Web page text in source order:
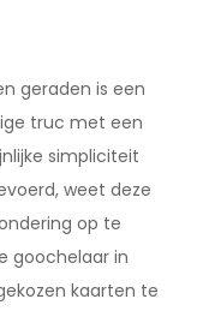
geraden is een
truc met een
simpliciteit
weet deze
op te
goochelaar in
kaarten te